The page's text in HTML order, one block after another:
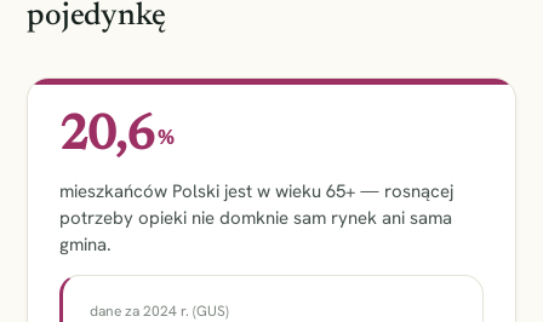
pojedynkę
20,6%
mieszkańców Polski jest w wieku 65+ — rosnącej
potrzeby opieki nie domknie sam rynek ani sama
gmina.
dane za 2024 r. (GUS)